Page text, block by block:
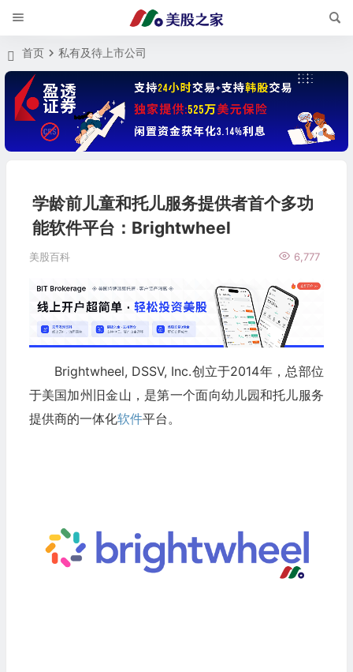
首页 私有及待上市公司
学龄前儿童和托儿服务提供者首个多功
能软件平台：Brightwheel
美股百科 6,777
Brightwheel, DSSV, Inc.创立于2014年，总部位
于美国加州旧金山，是第一个面向幼儿园和托儿服务
提供商的一体化软件平台。